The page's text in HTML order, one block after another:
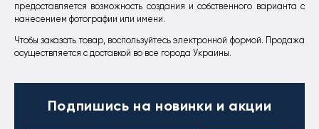
предоставляется возможность создания и собственного варианта с
нанесением фотографии или имени.
Чтобы заказать товар, воспользуйтесь электронной формой. Продажа
осуществляется с доставкой во все города Украины.
Подпишись на новинки и акции